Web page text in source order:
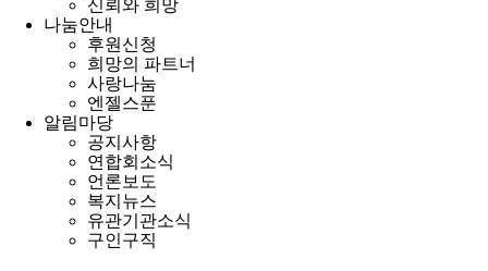
신뢰와 희망
나눔안내
후원신청
희망의 파트너
사랑나눔
엔젤스푼
알림마당
공지사항
연합회소식
언론보도
복지뉴스
유관기관소식
구인구직